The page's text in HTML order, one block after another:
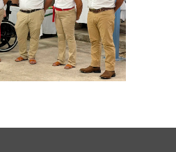
CCPCR Informa